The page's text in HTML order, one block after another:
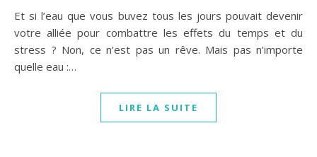
Et si l’eau que vous buvez tous les jours pouvait devenir
votre alliée pour combattre les effets du temps et du
stress ? Non, ce n’est pas un rêve. Mais pas n’importe
quelle eau :…
LIRE LA SUITE